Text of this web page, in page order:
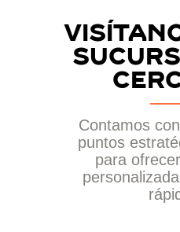
Contamos
puntos
para